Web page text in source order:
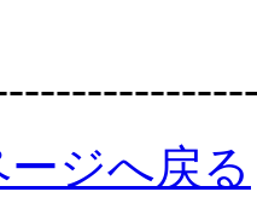
ジへ戻る